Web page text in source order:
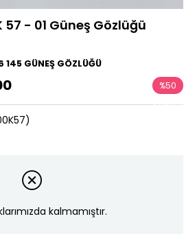
57 - 01 Güneş Gözlüğü
GÜNEŞ GÖZLÜĞÜ
%50
İndirim
kalmamıştır.